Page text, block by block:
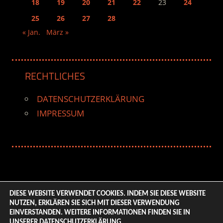
18
19 20 21 22 23
24
25
26 27
28
« Jan.
März »
RECHTLICHES
DATENSCHUTZERKLÄRUNG
IMPRESSUM
© 2026 ENTERTAINMENT BASE – Life & Style Magazine.
All Rights Reserved. | Based on
DIESE WEBSITE VERWENDET COOKIES. INDEM SIE DIESE WEBSITE
NUTZEN, ERKLÄREN SIE SICH MIT DIESER VERWENDUNG
EINVERSTANDEN. WEITERE INFORMATIONEN FINDEN SIE IN